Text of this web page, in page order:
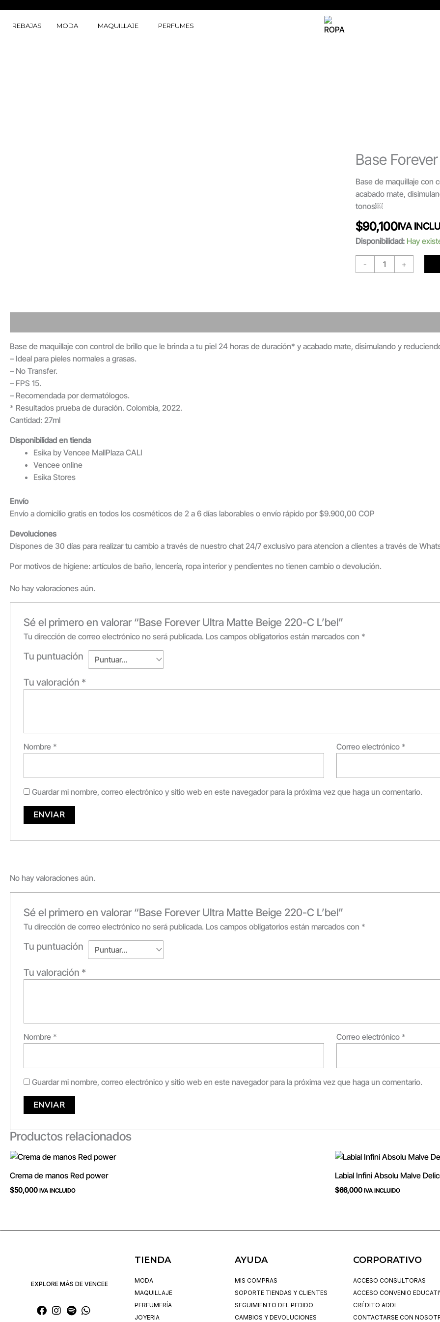
contenido
REBAJAS MODA MAQUILLAJE PERFUMES
Base
Base de maquillaje con
acabado mate,
tonos￼
$90,100IVA
Disponibilidad: Hay
- +
Base de maquillaje con control de brillo que le brinda a tu piel 24 horas de duración* y acabado mate, disimulando y
– Ideal para pieles normales a grasas.
– No Transfer.
– FPS 15.
– Recomendada por dermatólogos.
* Resultados prueba de duración. Colombia, 2022.
Cantidad: 27ml
Disponibilidad en tienda
Esika by Vencee MallPlaza CALI
Vencee online
Esika Stores
Envío
Envío a domicilio gratis en todos los cosméticos de 2 a 6 días laborables o envío rápido por $9.900,00 COP
Devoluciones
Dispones de 30 días para realizar tu cambio a través de nuestro chat 24/7 exclusivo para atencion a clientes a través de
Por motivos de higiene: artículos de baño, lencería, ropa interior y pendientes no tienen cambio o devolución.
No hay valoraciones aún.
Sé el primero en valorar “Base Forever Ultra Matte Beige 220-C L’bel”
Tu dirección de correo electrónico no será publicada. Los campos obligatorios están marcados con *
Tu puntuación
Tu valoración *
Nombre * Correo electrónico *
Guardar mi nombre, correo electrónico y sitio web en este navegador para la próxima vez que haga un comentario.
No hay valoraciones aún.
Sé el primero en valorar “Base Forever Ultra Matte Beige 220-C L’bel”
Tu dirección de correo electrónico no será publicada. Los campos obligatorios están marcados con *
Tu puntuación
Tu valoración *
Nombre * Correo electrónico *
Guardar mi nombre, correo electrónico y sitio web en este navegador para la próxima vez que haga un comentario.
Productos relacionados
Crema de manos Red power
$50,000 IVA INCLUIDO
Labial Infini Absolu Malve
$66,000 IVA INCLUIDO
EXPLORE MÁS DE VENCEE
TIENDA
MODA
MAQUILLAJE
PERFUMERÍA
JOYERIA
AYUDA
MIS COMPRAS
SOPORTE TIENDAS Y CLIENTES
SEGUIMIENTO DEL PEDIDO
CAMBIOS Y DEVOLUCIONES
CORPORATIVO
ACCESO CONSULTORAS
ACCESO CONVENIO
CRÉDITO ADDI
CONTACTARSE CON